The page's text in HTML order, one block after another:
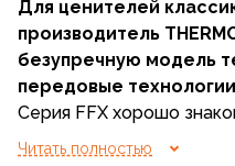
Для ценителей
производитель
безупречную модель
передовые
Серия FFX хорошо
активный образ жизни,
Читать полностью